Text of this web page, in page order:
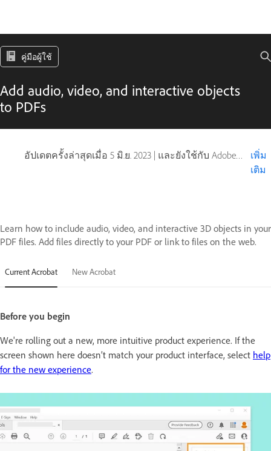
คู่มือผู้ใช้
Add audio, video, and interactive objects
to PDFs
อัปเดตครั้งล่าสุดเมื่อ 5 มิ.ย. 2023 | และยังใช้กับ Adobe Acrobat 2017, Adobe Acrobat 2020
เพิ่ม
เติม
Learn how to include audio, video, and interactive 3D objects in your
PDF files. Add files directly to your PDF or link to files on the web.
Current Acrobat New Acrobat
Before you begin
We're rolling out a new, more intuitive product experience. If the
screen shown here doesn’t match your product interface, select help
for the new experience.